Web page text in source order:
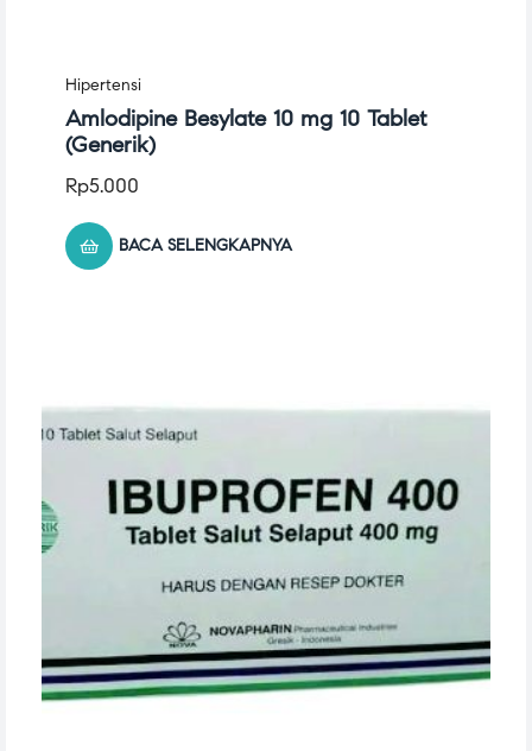
Hipertensi
Amlodipine Besylate 10 mg 10 Tablet
(Generik)
Rp5.000
BACA SELENGKAPNYA